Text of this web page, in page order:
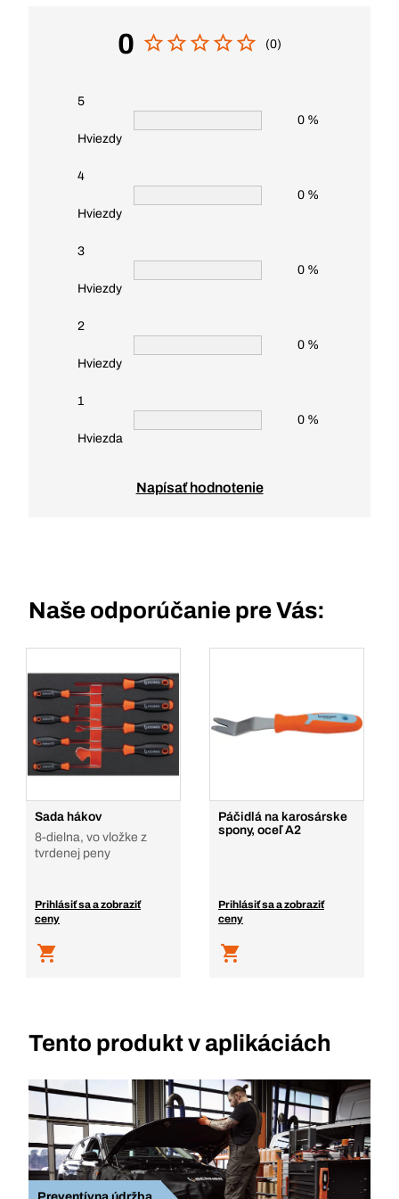
0 (0)
5
Hviezdy
0 %
4
Hviezdy
0 %
3
Hviezdy
0 %
2
Hviezdy
0 %
1
Hviezda
0 %
Napísať hodnotenie
Naše odporúčanie pre Vás:
Sada hákov
8-dielna, vo vložke z
tvrdenej peny
Prihlásiť sa a zobraziť
ceny
Páčidlá na karosárske
spony, oceľ A2
Prihlásiť sa a zobraziť
ceny
Tento produkt v aplikáciách